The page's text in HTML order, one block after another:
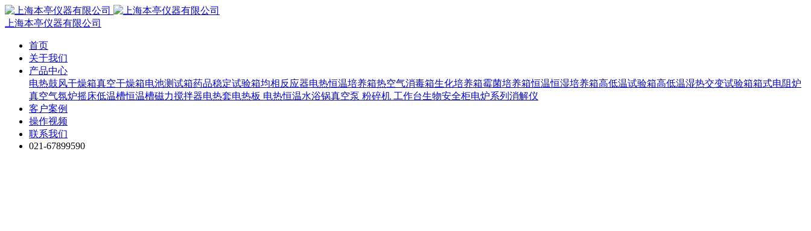
上海本亭仪器有限公司
首页
关于我们
产品中心
电热鼓风干燥箱真空干燥箱电池测试箱药品稳定试验箱均相反应器电热恒温培养箱热空气消毒箱生化培养箱霉菌培养箱恒温恒湿培养箱高低温试验箱高低温湿热交变试验箱箱式电阻炉
真空气氛炉摇床低温槽恒温槽磁力搅拌器电热套电热板 电热恒温水浴锅真空泵 粉碎机 工作台生物安全柜电炉系列 消解仪
客户案例
操作视频
联系我们
021-67899590